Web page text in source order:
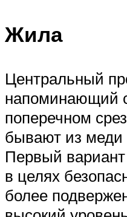
Жила
Центральный
напоминающий
поперечном
бывают из меди
Первый
в целях
более